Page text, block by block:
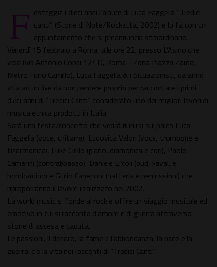
F esteggia i dieci anni l’album di Luca Faggella “Tredici
canti” (Storie di Note/Rockatta, 2002) e lo fa con un
appuntamento che si preannuncia straordinario.
Venerdì 15 febbraio a Roma, alle ore 22, presso L’Asino che
vola (via Antonio Coppi 12/ D, Roma - Zona Piazza Zama;
Metro Furio Camillo), Luca Faggella & i Situazionisti, daranno
vita ad un live da non perdere proprio per raccontare i primi
dieci anni di “Tredici Canti” considerato uno dei migliori lavori di
musica etnica prodotti in Italia.
Sarà una festa/concerto che vedrà riunirsi sul palco Luca
Faggella (voce, chitarre), Ludovica Valori (voce, trombone e
fisarmonica), Luke Cirillo (piano, diamonica e cori), Paolo
Camerini (contrabbasso), Daniele Ercoli (oud, kaval, e
bombardino) e Giulio Caneponi (batteria e percussioni) che
riproporranno il lavoro realizzato nel 2002.
La world music si fonde al rock e offre un viaggio musicale ed
emotivo in cui si racconta d'amore e di guerra attraverso
storie di ascesa e caduta.
Le passioni, il denaro, la fame e l’abbondanza, la pace e la
guerra: c’è la vita nei racconti di “Tredici Canti”.